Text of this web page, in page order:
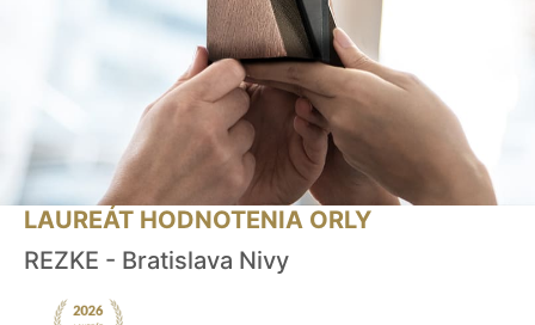
LAUREÁT HODNOTENIA ORLY
REZKE - Bratislava Nivy